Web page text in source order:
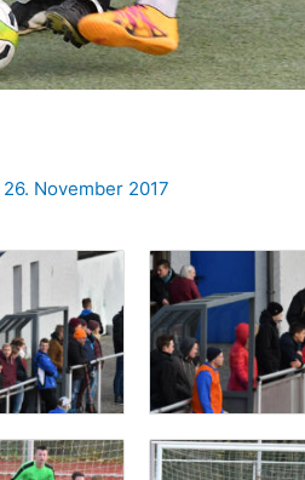
26. November 2017